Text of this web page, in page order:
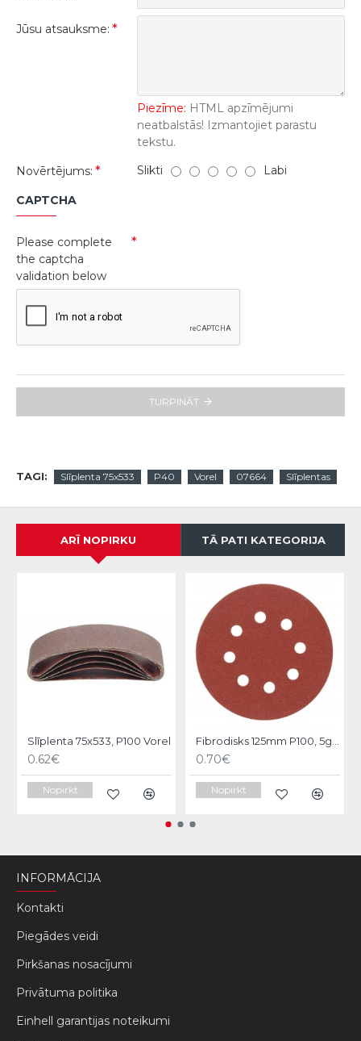
Jūsu atsauksme:
Piezīme: HTML apzīmējumi
neatbalstās! Izmantojiet parastu
tekstu.
Novērtējums:
Slikti Labi
CAPTCHA
Please complete
the captcha
validation below
TURPINĀT
TAGI: Slīplenta 75x533 P40 Vorel 07664 Slīplentas
ARĪ NOPIRKU TĀ PATI KATEGORIJA
Slīplenta 75x533, P100 Vorel
0.62€
Nopirkt
Fibrodisks 125mm P100, 5gb., Vorel
0.70€
Nopirkt
INFORMĀCIJA
Kontakti
Piegādes veidi
Pirkšanas nosacījumi
Privātuma politika
Einhell garantijas noteikumi